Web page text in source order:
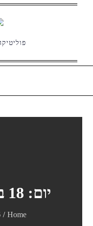
יום: 18 בפברואר 2026
Home